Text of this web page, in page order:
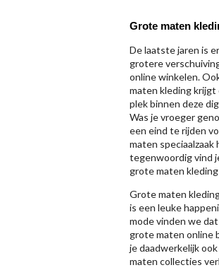
Grote maten
De laatste jaren is
grotere
online winkelen.
maten kleding
plek binnen deze
Was je vroeger
een eind te rijden
maten speciaalzaak
tegenwoordig vind
grote maten
Grote maten
is een leuke
mode vinden we
grote maten online
je daadwerkelijk
maten collecties